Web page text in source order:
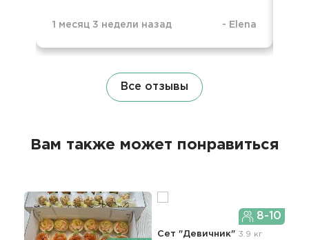
1 месяц 3 недели назад - Elena
Все отзывы
Вам также может понравиться
8-10
Сет "Девичник" 3.9 кг